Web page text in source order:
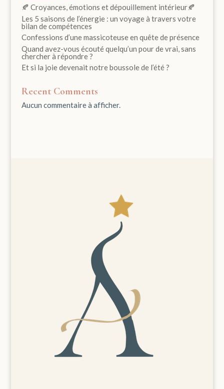
🍂 Croyances, émotions et dépouillement intérieur🍂
Les 5 saisons de l’énergie : un voyage à travers votre
bilan de compétences
Confessions d’une massicoteuse en quête de présence
Quand avez-vous écouté quelqu’un pour de vrai, sans
chercher à répondre ?
Et si la joie devenait notre boussole de l’été ?
Recent Comments
Aucun commentaire à afficher.